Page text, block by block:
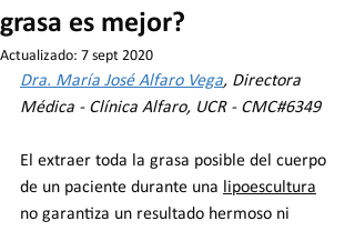
grasa es mejor?
Actualizado: 7 sept 2020
Dra. María José Alfaro Vega, Directora
Médica - Clínica Alfaro, UCR - CMC#6349
El extraer toda la grasa posible del cuerpo
de un paciente durante una
lipoescultura
no garantiza un resultado hermoso ni